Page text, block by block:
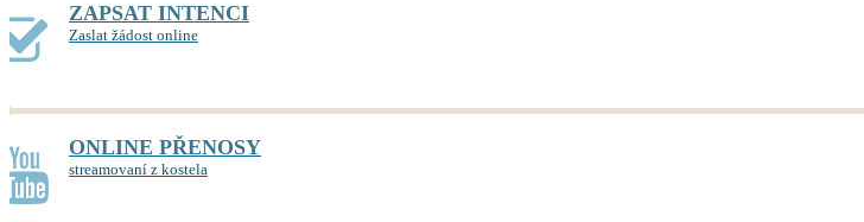
ZAPSAT INTENCI
Zaslat žádost online
ONLINE PŘENOSY
streamovaní z kostela